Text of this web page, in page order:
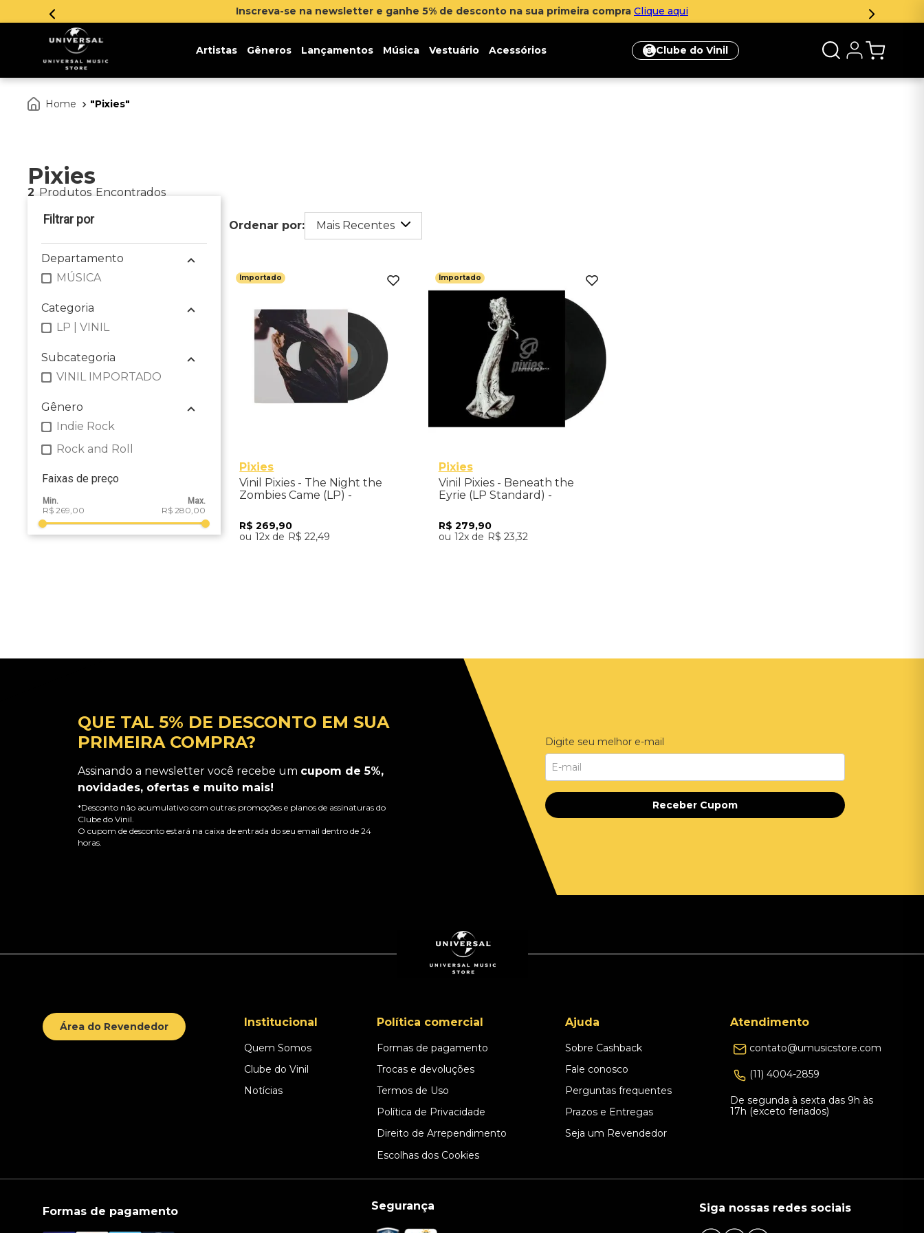
Inscreva-se na newsletter e ganhe 5% de desconto na sua primeira compra Clique aqui
Artistas Gêneros Lançamentos Música Vestuário Acessórios Clube do Vinil
Pixies
Pixies
2 Produtos
Departamento
MÚSICA
Categoria
LP | VINIL
Subcategoria
VINIL IMPORTADO
Gênero
Indie Rock
Rock and Roll
Faixas de preço
R$ 269,00 R$ 280,00
Mais Recentes
Importado
Pixies
Vinil Pixies - The Night the
Zombies Came (LP) -
R$ 269,90
12
R$ 22,49
Importado
Pixies
Vinil Pixies - Beneath the
Eyrie (LP Standard) -
R$ 279,90
12
R$ 23,32
QUE TAL 5% DE DESCONTO EM SUA
PRIMEIRA COMPRA?
Assinando a newsletter você recebe um cupom de 5%,
novidades, ofertas e muito mais!
*Desconto não acumulativo com outras promoções e planos de assinaturas do
Clube do Vinil.
O cupom de desconto estará na caixa de entrada do seu email dentro de 24
horas.
Digite seu melhor e-mail
Receber Cupom
Área do Revendedor Institucional
Quem Somos
Clube do Vinil
Notícias
Política comercial
Formas de pagamento
Trocas e devoluções
Termos de Uso
Política de Privacidade
Direito de Arrependimento
Escolhas dos Cookies
Ajuda
Sobre Cashback
Fale conosco
Perguntas frequentes
Prazos e Entregas
Seja um Revendedor
Atendimento
contato@umusicstore.com
(11) 4004-2859
De segunda à sexta das 9h às
17h (exceto feriados)
Formas de pagamento Segurança Siga nossas redes sociais